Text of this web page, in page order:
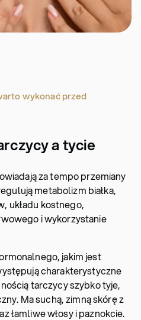
wykonać przed
a tycie
za tempo przemiany
metabolizm białka,
układu kostnego,
i wykorzystanie
jakim jest
charakterystyczne
tarczycy szybko tyje,
Ma suchą, zimną skórę z
łamliwe włosy i paznokcie.